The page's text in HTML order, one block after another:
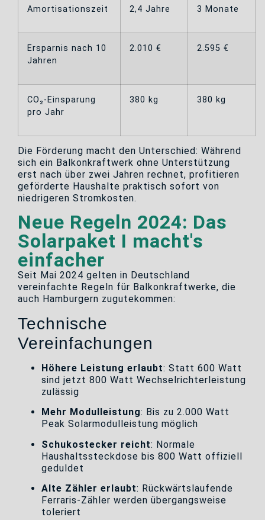
Amortisationszeit 2,4 Jahre 3 Monate
Ersparnis nach 10
Jahren
2.010 € 2.595 €
CO₂-Einsparung
pro Jahr
380 kg 380 kg
Die Förderung macht den Unterschied: Während
sich ein Balkonkraftwerk ohne Unterstützung
erst nach über zwei Jahren rechnet, profitieren
geförderte Haushalte praktisch sofort von
niedrigeren Stromkosten.
Neue Regeln 2024: Das
Solarpaket I macht's
einfacher
Seit Mai 2024 gelten in Deutschland
vereinfachte Regeln für Balkonkraftwerke, die
auch Hamburgern zugutekommen:
Technische
Vereinfachungen
Höhere Leistung erlaubt: Statt 600 Watt
sind jetzt 800 Watt Wechselrichterleistung
zulässig
Mehr Modulleistung: Bis zu 2.000 Watt
Peak Solarmodulleistung möglich
Schukostecker reicht: Normale
Haushaltssteckdose bis 800 Watt offiziell
geduldet
Alte Zähler erlaubt: Rückwärtslaufende
Ferraris-Zähler werden übergangsweise
toleriert